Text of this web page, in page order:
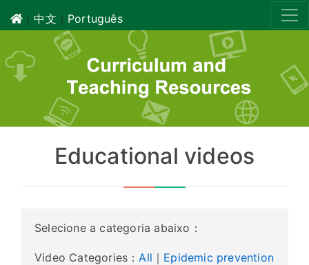
｜中文 ｜ Português
Educational videos
Selecione a categoria abaixo：
Video Categories：All ｜ Epidemic prevention